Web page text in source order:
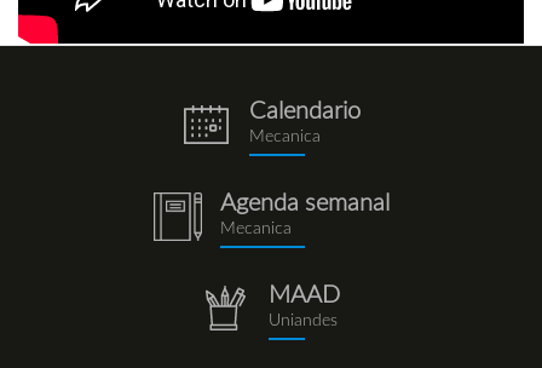
eventos.png
Calendario
Mecanica
notebook
(1).png
Agenda semanal
Mecanica
repositorio.png
MAAD
Uniandes